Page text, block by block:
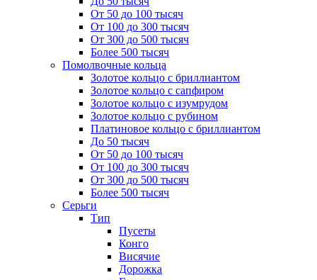
От 50 до 100 тысяч
От 100 до 300 тысяч
От 300 до 500 тысяч
Более 500 тысяч
Помолвочные кольца
Золотое кольцо с бриллиантом
Золотое кольцо с сапфиром
Золотое кольцо с изумрудом
Золотое кольцо с рубином
Платиновое кольцо с бриллиантом
До 50 тысяч
От 50 до 100 тысяч
От 100 до 300 тысяч
От 300 до 500 тысяч
Более 500 тысяч
Серьги
Тип
Пусеты
Конго
Висячие
Дорожка